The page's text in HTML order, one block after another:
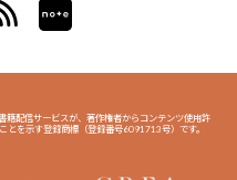
籍配信サービスが、著作権者からコンテンツ使用許
とを示す登録商標（登録番号6091713号）です。